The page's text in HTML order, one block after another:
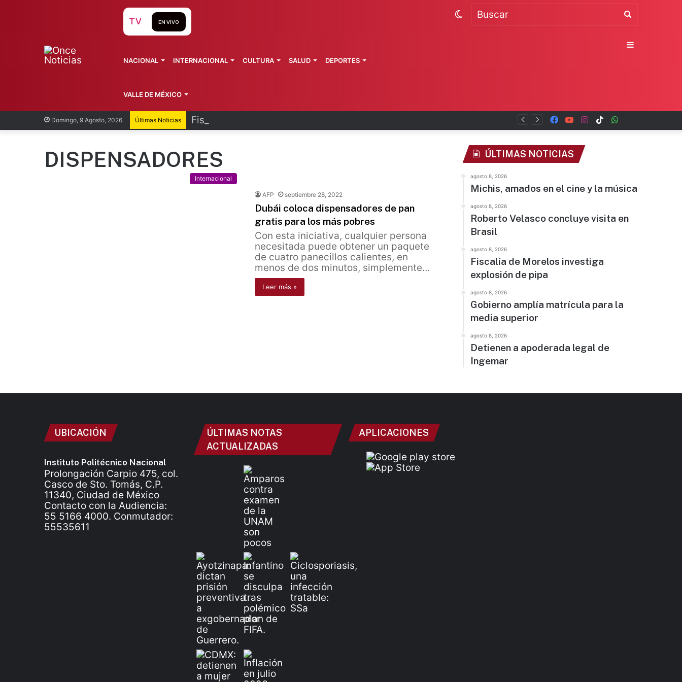
Domingo, 9 Agosto, 2026 Últimas Noticias Fiscalía de Morelos investiga explosión de pipa TikTok
Instagram
YouTube
Facebook
TV EN VIVO
NACIONAL INTERNACIONAL CULTURA SALUD DEPORTES
VALLE DE MÉXICO
Switch
DISPENSADORES
Internacional
AFP septiembre 28, 2022
Dubái coloca dispensadores de pan
gratis para los más pobres
Con esta iniciativa, cualquier persona
necesitada puede obtener un paquete
de cuatro panecillos calientes, en
menos de dos minutos, simplemente…
Leer más »
ÚLTIMAS NOTICIAS
agosto 8, 2026
Michis, amados en el cine y la música
agosto 8, 2026
Roberto Velasco concluye visita en
Brasil
agosto 8, 2026
Fiscalía de Morelos investiga
explosión de pipa
agosto 8, 2026
Gobierno amplía matrícula para la
media superior
agosto 8, 2026
Detienen a apoderada legal de
Ingemar
UBICACIÓN
Instituto Politécnico Nacional
Prolongación Carpio 475, col.
Casco de Sto. Tomás, C.P.
11340, Ciudad de México
Contacto con la Audiencia:
55 5166 4000. Conmutador:
55535611
ÚLTIMAS NOTAS
ACTUALIZADAS
APLICACIONES